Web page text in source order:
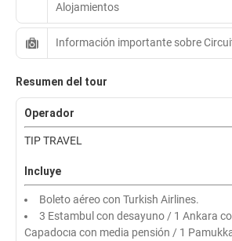
Alojamientos
Información importante sobre
Resumen del tour
Operador
TIP TRAVEL
Incluye
Boleto aéreo con Turkish Airlines.
3 Estambul con desayuno / 1 Ankara
Capadocıa con media pensión / 1